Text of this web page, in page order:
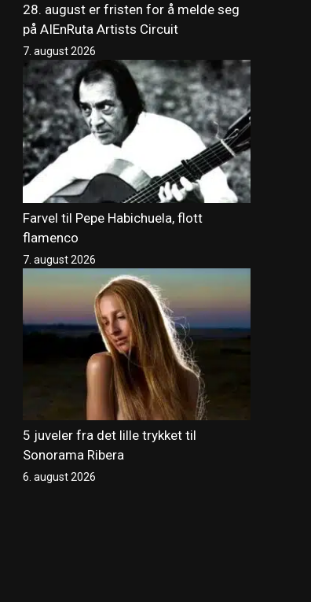
28. august er fristen for å melde seg
på AIEnRuta Artists Circuit
7. august 2026
Farvel til Pepe Habichuela, flott
flamenco
7. august 2026
5 juveler fra det lille trykket til
Sonorama Ribera
6. august 2026